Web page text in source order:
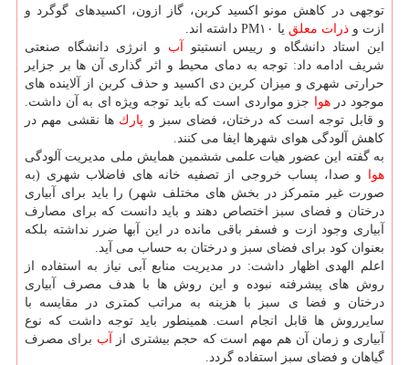
توجهی در كاهش مونو اكسید كربن، گاز ازون، اكسیدهای گوگرد و
ازت و ذرات معلق یا PM۱۰ داشته اند.
این استاد دانشگاه و رییس انستیتو آب و انرژی دانشگاه صنعتی
شریف ادامه داد: توجه به دمای محیط و اثر گذاری آن ها بر جزایر
حرارتی شهری و میزان كربن دی اكسید و حذف كربن از آلاینده های
موجود درهوا جزو مواردی است كه باید توجه ویژه ای به آن داشت.
و قابل توجه است كه درختان، فضای سبز و پارك ها نقشی مهم در
كاهش آلودگی هوای شهرها ایفا می كنند.
به گفته این عضور هیات علمی ششمین همایش ملی مدیریت آلودگی
هوا و صدا، پساب خروجی از تصفیه خانه های فاضلاب شهری (به
صورت غیر متمركز در بخش های مختلف شهر) را باید برای آبیاری
درختان و فضای سبز اختصاص دهند و باید دانست كه برای مصارف
آبیاری وجود ازت و فسفر باقی مانده در این آبها ضرر نداشته بلكه
بعنوان كود برای فضای سبز و درختان به حساب می آید.
اعلم الهدی اظهار داشت: در مدیریت منابع آبی نیاز به استفاده از
روش های پیشرفته نبوده و این روش ها با هدف مصرف آبیاری
درختان و فضا ی سبز با هزینه به مراتب كمتری در مقایسه با
سایرروش ها قابل انجام است. همینطور باید توجه داشت كه نوع
آبیاری و زمان آن هم مهم است كه حجم بیشتری از آب برای مصرف
گیاهان و فضای سبز استفاده گردد.